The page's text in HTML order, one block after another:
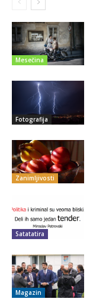
Mesečina
Fotografija
Zanimljivosti
Satatatira
Magazin